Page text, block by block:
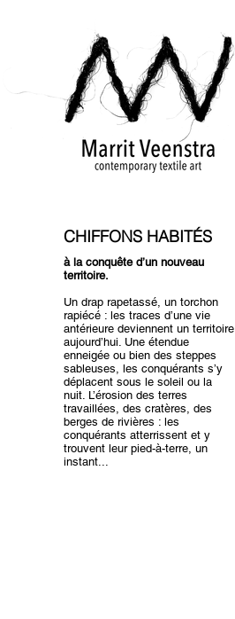
CHIFFONS HABITÉS
à la conquête d’un nouveau
territoire.
Un drap rapetassé, un torchon
rapiécé : les traces d’une vie
antérieure deviennent un territoire
aujourd’hui. Une étendue
enneigée ou bien des steppes
sableuses, les conquérants s’y
déplacent sous le soleil ou la
nuit. L’érosion des terres
travaillées, des cratères, des
berges de rivières : les
conquérants atterrissent et y
trouvent leur pied-à-terre, un
instant...